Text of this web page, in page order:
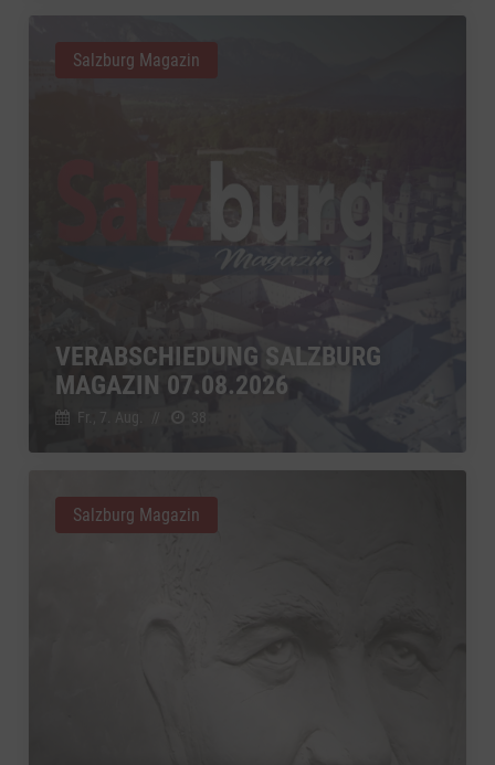
VERABSCHIEDUNG SALZBURG
MAGAZIN 07.08.2026
Fr., 7. Aug. 38
Salzburg Magazin
Salzburg Magazin